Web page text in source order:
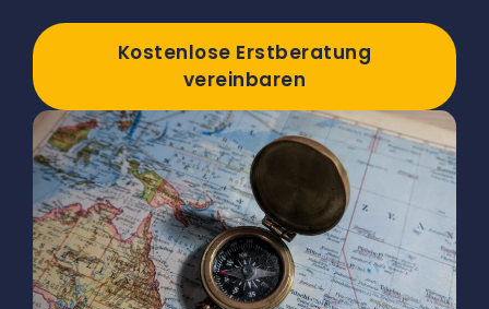
Kostenlose Erstberatung
vereinbaren